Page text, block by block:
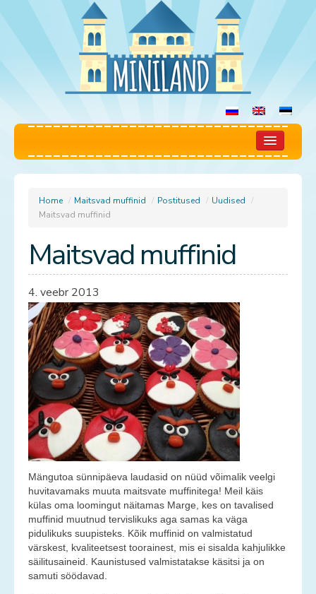
Miniland
Mängutuba
Hinnakiri
Broneerimine
Teenused
Kontakt
Uudised
Galerii
Vana galerii
Home / Maitsvad muffinid / Postitused / Uudised /
Maitsvad muffinid
Maitsvad muffinid
4. veebr 2013
Mängutoa sünnipäeva laudasid on nüüd võimalik veelgi
huvitavamaks muuta maitsvate muffinitega! Meil käis
külas oma loomingut näitamas Marge, kes on tavalised
muffinid muutnud tervislikuks aga samas ka väga
pidulikuks suupisteks. Kõik muffinid on valmistatud
värskest, kvaliteetsest toorainest, mis ei sisalda kahjulikke
säilitusaineid. Kaunistused valmistatakse käsitsi ja on
samuti söödavad.